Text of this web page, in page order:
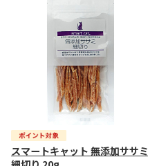
スマートキャット 無添加ササミ